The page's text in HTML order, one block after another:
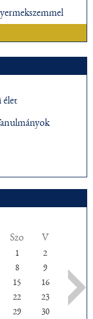
élet
Szo V
1
2
8
9
15
16
22
23
29
30